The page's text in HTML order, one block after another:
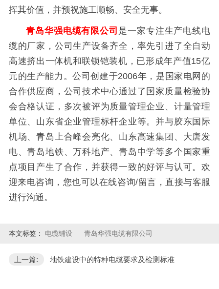
挥其价值，并预祝施工顺畅、安全无事。
青岛华强电缆有限公司 是一家专注生产电线电
缆的厂家，公司生产设备齐全，率先引进了全自动
高速挤出一体机和联锁铠装机，已形成年产值15亿
元的生产能力。公司创建于2006年，是国家电网的
合作供应商，公司技术中心通过了国家质量检验协
会合格认证，多次被评为质量管理企业、计量管理
单位、山东省企业管理标杆企业等。并与胶东国际
机场、青岛上合峰会亮化、山东高速集团、大唐发
电、青岛地铁、万科地产、青岛中学等多个国家重
点项目产生了合作，并获得一致的好评与认可。欢
迎来电咨询，您也可以在线咨询/留言，直接与客服
进行沟通。
本文标签： 电缆铺设 青岛华强电缆有限公司
上一篇: 地铁建设中的特种电缆要求及检测标准